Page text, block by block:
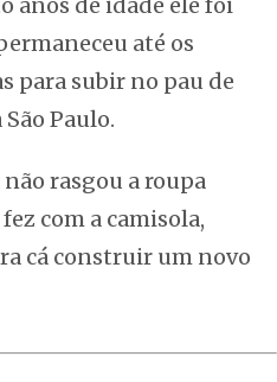
até os
para subir no pau de
Paulo.
rasgou a roupa
com a camisola,
cá construir um novo